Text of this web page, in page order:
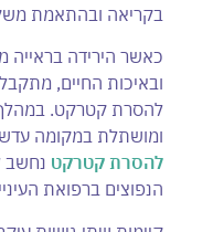
בקריאה ובהתאמת
כאשר הירידה בראייה
ובאיכות החיים,
להסרת קטרקט.
ומושתלת במקומה
להסרת קטרקט נחשב
הנפוצים ברפואת